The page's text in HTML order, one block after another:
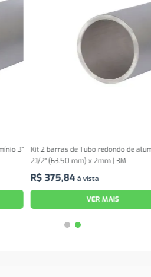
Kit 2 barras de Tubo redondo de alumínio
2.1/2" (63.50 mm) x 2mm | 3M
375,84à vista
VER MAIS